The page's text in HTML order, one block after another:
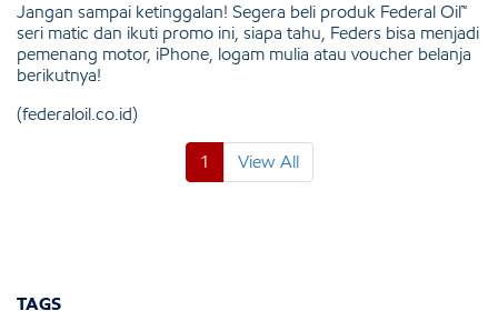
Jangan sampai ketinggalan! Segera beli produk Federal Oil™
seri matic dan ikuti promo ini, siapa tahu, Feders bisa menjadi
pemenang motor, iPhone, logam mulia atau voucher belanja
berikutnya!
(federaloil.co.id)
1 View All
TAGS